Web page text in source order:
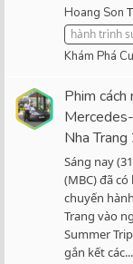
Hoang Son
hành trình
Khám Phá
Phim cách
Nha
Sáng nay
(MBC) đã
chuyến
Trang vào
Summer
gắn kết các...